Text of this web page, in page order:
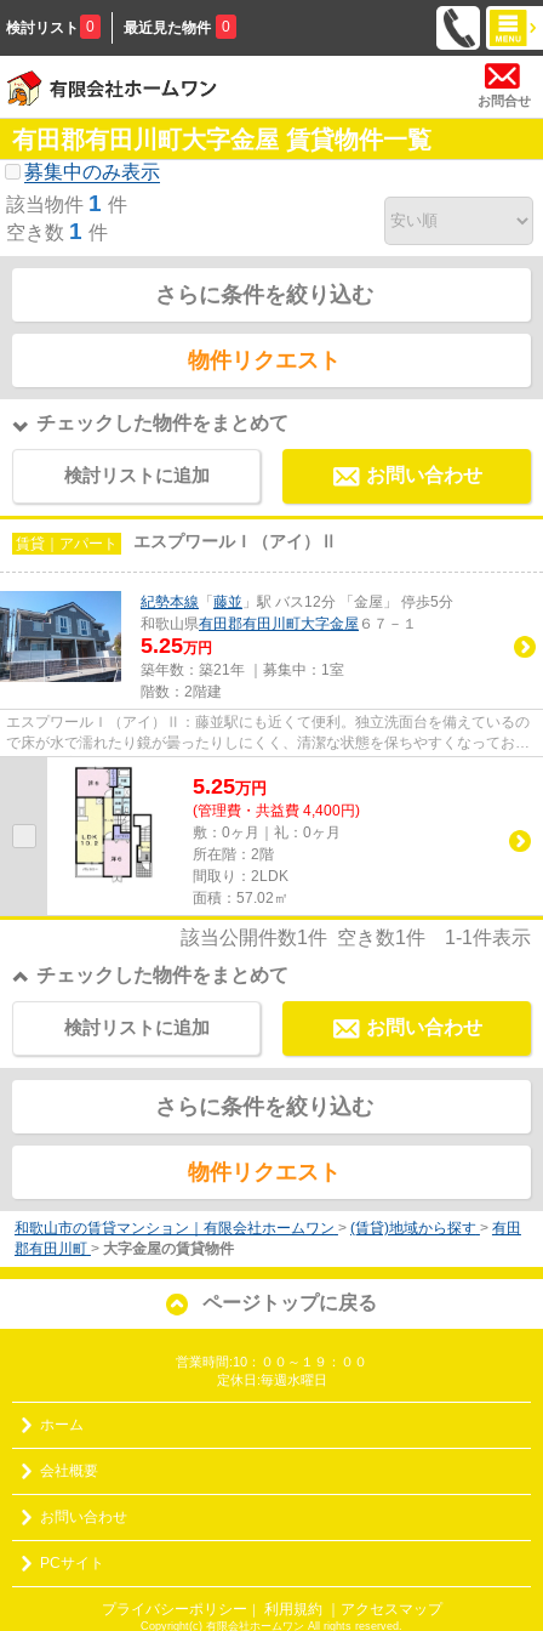
検討リスト 0 最近見た物件 0
お問合せ
有田郡有田川町大字金屋 賃貸物件一覧
募集中のみ表示
該当物件 1 件
空き数 1 件
さらに条件を絞り込む
物件リクエスト
チェックした物件をまとめて
検討リストに追加 お問い合わせ
賃貸｜アパート エスプワールＩ（アイ）Ⅱ
紀勢本線 「 藤並 」駅 バス12分 「金屋」 停歩5分
和歌山県有田郡有田川町大字金屋 ６７－１
5.25万円
築年数：築21年 ｜募集中： 1室
階数：2階建
エスプワールＩ（アイ）Ⅱ：藤並駅にも近くて便利。独立洗面台を備えているの
で床が水で濡れたり鏡が曇ったりしにくく、清潔な状態を保ちやすくなっており
ます。来客時にはTVインターホ...
5.25万円
(管理費・共益費 4,400円)
敷：0ヶ月｜礼：0ヶ月
所在階：2階
間取り：2LDK
面積：57.02㎡
該当公開件数1件 空き数1件 1-1件表示
チェックした物件をまとめて
お問い合わせ
検討リストに追加
さらに条件を絞り込む
物件リクエスト
和歌山市の賃貸マンション｜有限会社ホームワン > (賃貸)地域から探す > 有田
郡有田川町 > 大字金屋の賃貸物件
ページトップに戻る
営業時間:10：００～１９：００
定休日:毎週水曜日
ホーム
会社概要
お問い合わせ
PCサイト
プライバシーポリシー ｜ 利用規約 ｜アクセスマップ
Copyright(c) 有限会社ホームワン All rights reserved.